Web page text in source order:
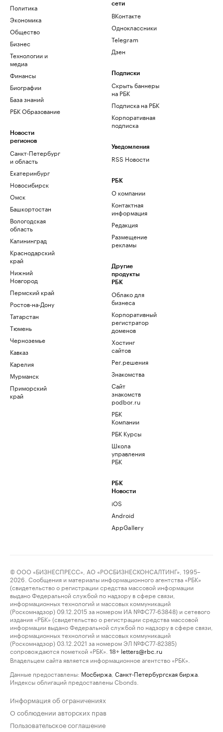
Политика
Экономика
Общество
Бизнес
Технологии и
медиа
Финансы
Биографии
База знаний
РБК Образование
Новости
регионов
Санкт-Петербург
и область
Екатеринбург
Новосибирск
Омск
Башкортостан
Вологодская
область
Калининград
Краснодарский
край
Нижний
Новгород
Пермский край
Ростов-на-Дону
Татарстан
Тюмень
Черноземье
Кавказ
Карелия
Мурманск
Приморский
край
сети
ВКонтакте
Одноклассники
Telegram
Дзен
Подписки
Скрыть баннеры
на РБК
Подписка на РБК
Корпоративная
подписка
Уведомления
RSS Новости
РБК
О компании
Контактная
информация
Редакция
Размещение
рекламы
Другие
продукты
РБК
Облако для
бизнеса
Корпоративный
регистратор
доменов
Хостинг
сайтов
Рег.решения
Знакомства
Сайт
знакомств
podbor.ru
РБК
Компании
РБК Курсы
Школа
управления
РБК
РБК
Новости
iOS
Android
AppGallery
© ООО «БИЗНЕСПРЕСС», АО «РОСБИЗНЕСКОНСАЛТИНГ», 1995–
2026. Сообщения и материалы информационного агентства «РБК»
(свидетельство о регистрации средства массовой информации
выдано Федеральной службой по надзору в сфере связи,
информационных технологий и массовых коммуникаций
(Роскомнадзор) 09.12.2015 за номером ИА №ФС77-63848) и сетевого
издания «РБК» (свидетельство о регистрации средства массовой
информации выдано Федеральной службой по надзору в сфере связи,
информационных технологий и массовых коммуникаций
(Роскомнадзор) 03.12.2021 за номером ЭЛ №ФС77-82385)
сопровождаются пометкой «РБК».
18+ letters@rbc.ru
Владельцем сайта является информационное агентство «РБК».
Данные предоставлены: Мосбиржа Санкт-Петербургская биржа
Индексы облигаций предоставлены Cbonds.
Информация об ограничениях
О соблюдении авторских прав
Пользовательское соглашение